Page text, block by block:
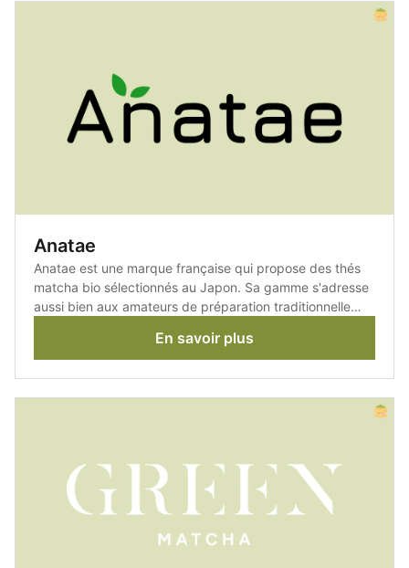
Anatae
Anatae est une marque française qui propose des thés
matcha bio sélectionnés au Japon. Sa gamme s'adresse
aussi bien aux amateurs de préparation traditionnelle
En savoir plus